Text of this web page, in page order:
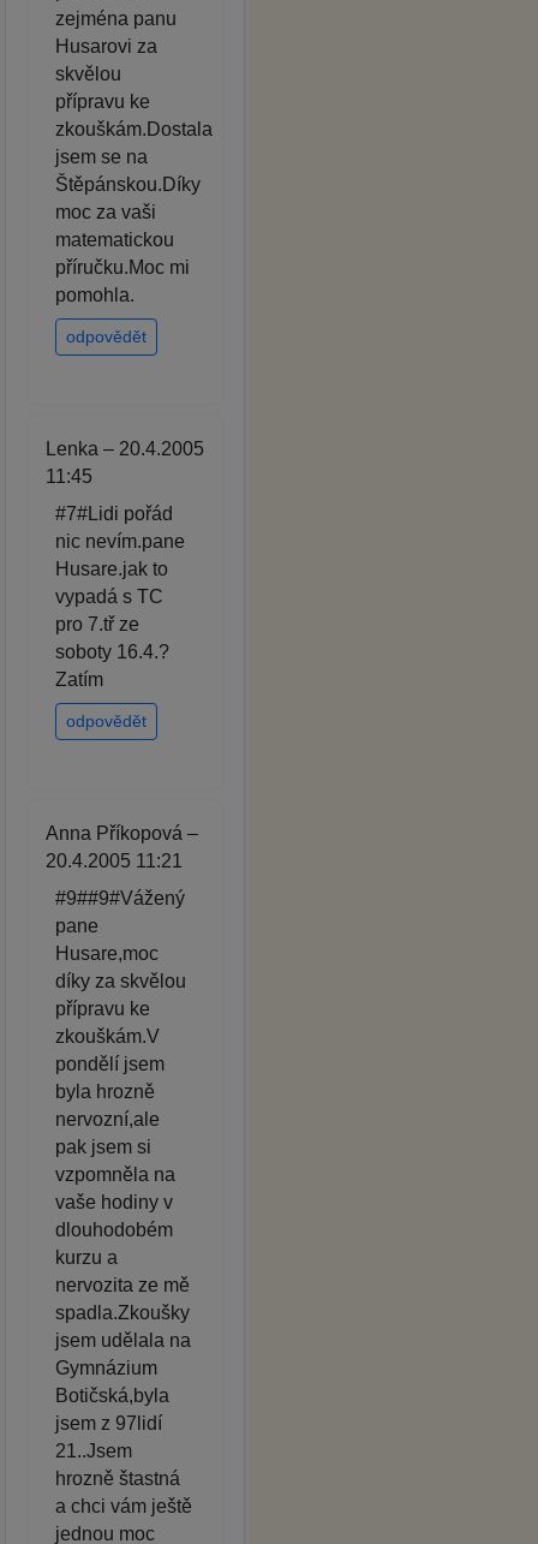
zejména panu
Husarovi za
skvělou
přípravu ke
zkouškám.Dostala
jsem se na
Štěpánskou.Díky
moc za vaši
matematickou
příručku.Moc mi
pomohla.
odpovědět
Lenka – 20.4.2005
11:45
#7#Lidi pořád
nic nevím.pane
Husare.jak to
vypadá s TC
pro 7.tř ze
soboty 16.4.?
Zatím
odpovědět
Anna Příkopová –
20.4.2005 11:21
#9##9#Vážený
pane
Husare,moc
díky za skvělou
přípravu ke
zkouškám.V
pondělí jsem
byla hrozně
nervozní,ale
pak jsem si
vzpomněla na
vaše hodiny v
dlouhodobém
kurzu a
nervozita ze mě
spadla.Zkoušky
jsem udělala na
Gymnázium
Botičská,byla
jsem z 97lidí
21..Jsem
hrozně štastná
a chci vám ještě
jednou moc